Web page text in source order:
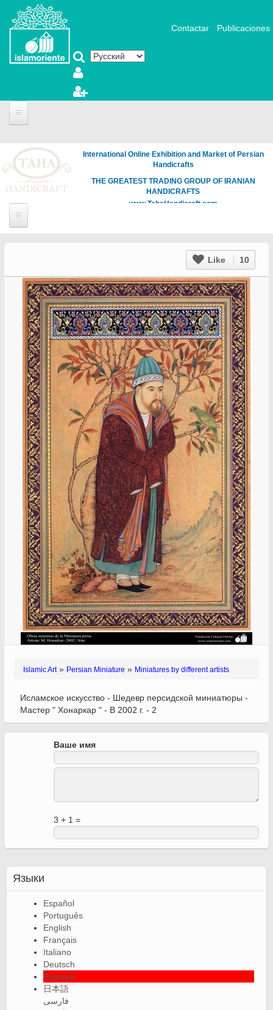
Перейти к основному содержанию
Contactar Publicaciones
International Online Exhibition and Market of Persian
Handicrafts
THE GREATEST TRADING GROUP OF IRANIAN
HANDICRAFTS
www.TahaHandicraft.com
Like 10
Islamic Art» Persian Miniature » Miniatures by different artists
Исламское искусство - Шедевр персидской миниатюры -
Мастер " Хонаркар " - В 2002 г. - 2
Ваше имя
3 + 1 =
Языки
Español
Português
English
Français
Italiano
Deutsch
Русский
日本語
فارسی